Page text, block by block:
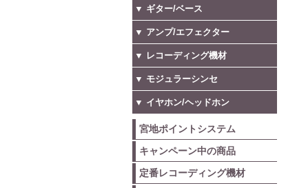
▼ ギター/ベース
▼ アンプ/エフェクター
▼ レコーディング機材
▼ モジュラーシンセ
▼ イヤホン/ヘッドホン
宮地ポイントシステム
キャンペーン中の商品
定番レコーディング機材